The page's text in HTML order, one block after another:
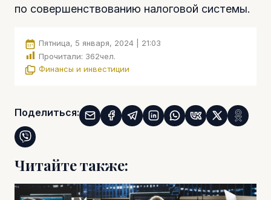
по совершенствованию налоговой системы.
Пятница, 5 января, 2024 | 21:03
Прочитали: 362чел.
Финансы и инвестиции
Поделиться:
Читайте также: